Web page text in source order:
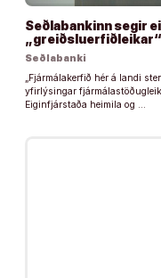
Seðlabankinn segir
Seðlabanki
„Fjármálakerfið hér á landi
yfirlýsingar
Eiginfjárstaða heimila og …